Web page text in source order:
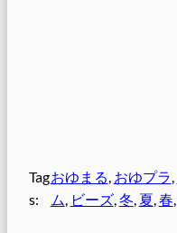
Tag
s:
おゆまる, おゆプラ,
ム, ビーズ, 冬, 夏, 春,